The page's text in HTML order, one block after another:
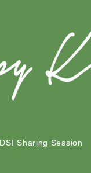
Sharing Session